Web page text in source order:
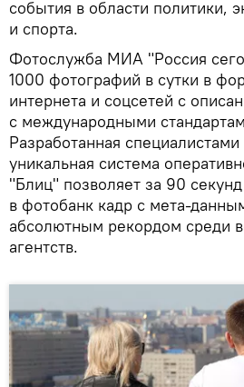
события в области политики,
и спорта.
Фотослужба МИА "Россия
1000 фотографий в сутки в
интернета и соцсетей с
с международными
Разработанная специалистами
уникальная система
"Блиц" позволяет за 90 секунд
в фотобанк кадр с мета-
абсолютным рекордом среди
агентств.